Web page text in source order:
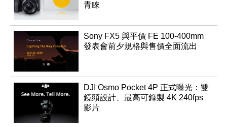
青睞
Sony FX5 與平價 FE 100-400mm
發表會前夕規格與售價全面流出
DJI Osmo Pocket 4P 正式曝光：雙
鏡頭設計、最高可錄製 4K 240fps
影片